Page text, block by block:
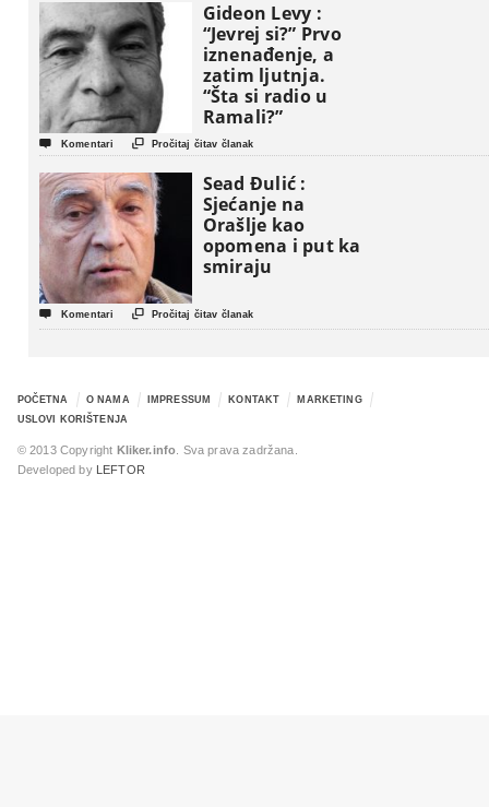
Gideon Levy :
“Jevrej si?” Prvo
iznenađenje, a
zatim ljutnja.
“Šta si radio u
Ramali?”
 Komentari  Pročitaj čitav članak
Sead Đulić :
Sjećanje na
Orašlje kao
opomena i put ka
smiraju
 Komentari  Pročitaj čitav članak
POČETNA O NAMA IMPRESSUM KONTAKT
MARKETING
USLOVI KORIŠTENJA
© 2013 Copyright Kliker.info . Sva prava zadržana.
Developed by
LEFTOR